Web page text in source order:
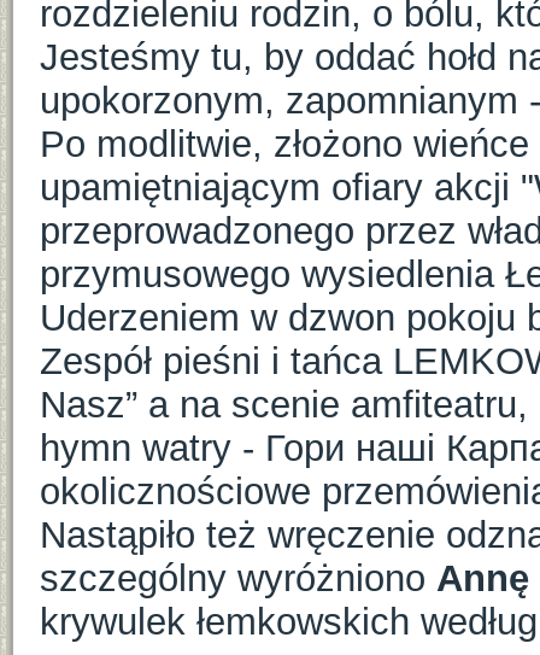
rozdzieleniu rodzin, o bólu,
Jesteśmy tu, by oddać hołd
upokorzonym, zapomnianym
Po modlitwie, złożono
upamiętniającym ofiary akcji
przeprowadzonego przez
przymusowego wysiedlenia
Uderzeniem w dzwon pokoju
Zespół pieśni i tańca
Nasz” a na scenie amfiteatru,
hymn watry - Гори наші
okolicznościowe
Nastąpiło też wręczenie
szczególny wyróżniono
krywulek łemkowskich